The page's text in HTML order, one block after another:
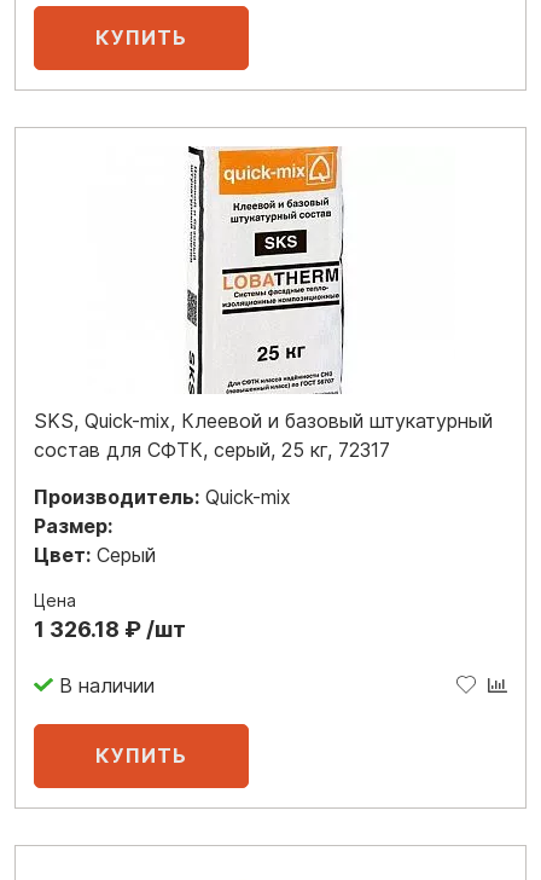
SKS, Quick-mix, Клеевой и базовый штукатурный
состав для СФТК, серый, 25 кг, 72317
Производитель: Quick-mix
Размер:
Цвет: Серый
Цена
1 326.18 ₽ /шт
В наличии